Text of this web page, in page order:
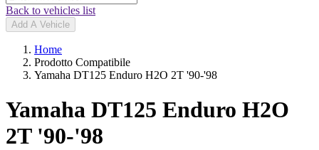
Back to vehicles list
Add A Vehicle
Home
Prodotto Compatibile
Yamaha DT125 Enduro H2O 2T '90-'98
Yamaha DT125 Enduro H2O
2T '90-'98